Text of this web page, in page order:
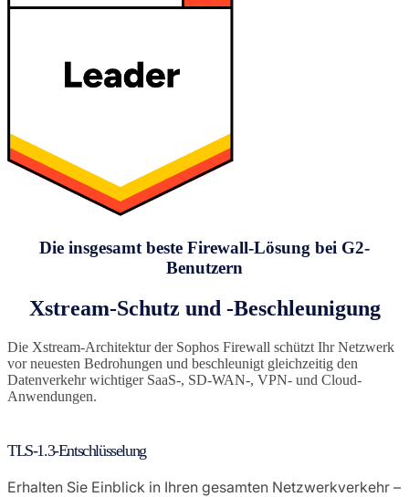
Die insgesamt beste Firewall-Lösung bei G2-
Benutzern
Xstream-Schutz und -Beschleunigung
Die Xstream-Architektur der Sophos Firewall schützt Ihr Netzwerk
vor neuesten Bedrohungen und beschleunigt gleichzeitig den
Datenverkehr wichtiger SaaS-, SD-WAN-, VPN- und Cloud-
Anwendungen.
TLS-1.3-Entschlüsselung
Erhalten Sie Einblick in Ihren gesamten Netzwerkverkehr –